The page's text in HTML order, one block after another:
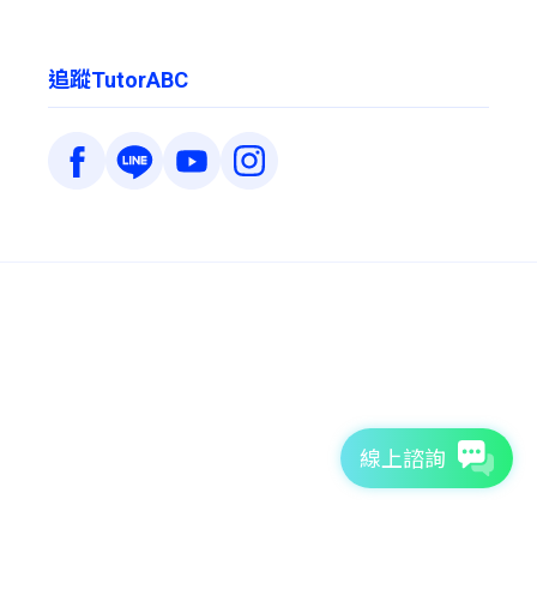
追蹤TutorABC
線上諮詢